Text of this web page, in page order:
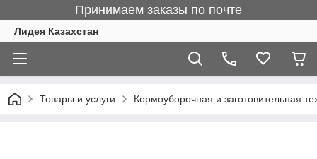
Принимаем заказы по почте
Лидея Казахстан
Товары и услуги Кормоуборочная и заготовительная